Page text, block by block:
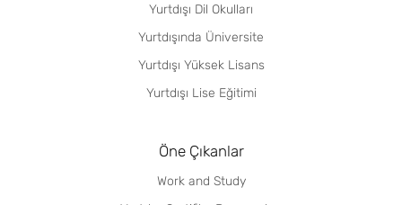
Yurtdışı Dil Okulları
Yurtdışında Üniversite
Yurtdışı Yüksek Lisans
Yurtdışı Lise Eğitimi
Öne Çıkanlar
Work and Study